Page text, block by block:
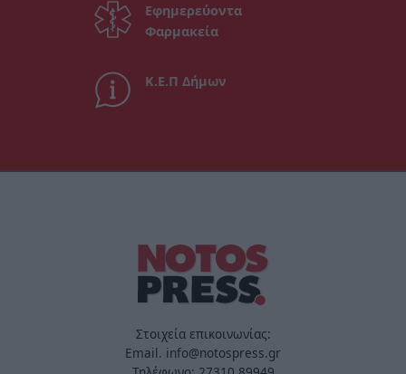
Εφημερεύοντα
Φαρμακεία
Κ.Ε.Π Δήμων
Στοιχεία επικοινωνίας:
Email. info@notospress.gr